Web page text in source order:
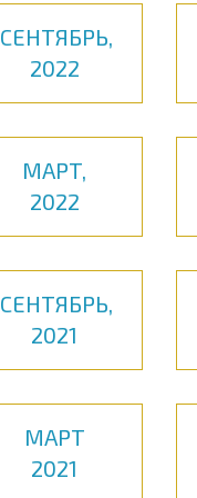
СЕНТЯБРЬ,
2022
МАРТ,
2022
СЕНТЯБРЬ,
2021
МАРТ
2021